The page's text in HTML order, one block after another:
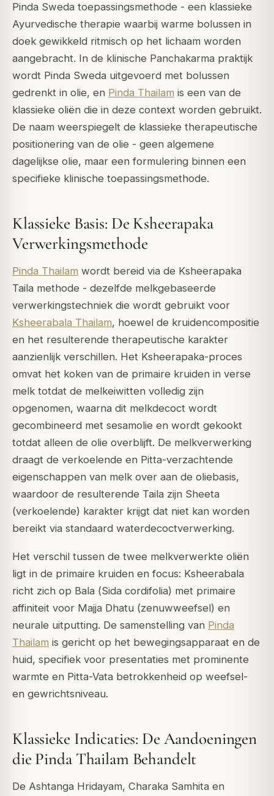
Pinda Sweda toepassingsmethode - een klassieke
Ayurvedische therapie waarbij warme bolussen in
doek gewikkeld ritmisch op het lichaam worden
aangebracht. In de klinische Panchakarma praktijk
wordt Pinda Sweda uitgevoerd met bolussen
gedrenkt in olie, en Pinda Thailam is een van de
klassieke oliën die in deze context worden gebruikt.
De naam weerspiegelt de klassieke therapeutische
positionering van de olie - geen algemene
dagelijkse olie, maar een formulering binnen een
specifieke klinische toepassingsmethode.
Klassieke Basis: De Ksheerapaka
Verwerkingsmethode
Pinda Thailam wordt bereid via de Ksheerapaka
Taila methode - dezelfde melkgebaseerde
verwerkingstechniek die wordt gebruikt voor
Ksheerabala Thailam, hoewel de kruidencompositie
en het resulterende therapeutische karakter
aanzienlijk verschillen. Het Ksheerapaka-proces
omvat het koken van de primaire kruiden in verse
melk totdat de melkeiwitten volledig zijn
opgenomen, waarna dit melkdecoct wordt
gecombineerd met sesamolie en wordt gekookt
totdat alleen de olie overblijft. De melkverwerking
draagt de verkoelende en Pitta-verzachtende
eigenschappen van melk over aan de oliebasis,
waardoor de resulterende Taila zijn Sheeta
(verkoelende) karakter krijgt dat niet kan worden
bereikt via standaard waterdecoctverwerking.
Het verschil tussen de twee melkverwerkte oliën
ligt in de primaire kruiden en focus: Ksheerabala
richt zich op Bala (Sida cordifolia) met primaire
affiniteit voor Majja Dhatu (zenuwweefsel) en
neurale uitputting. De samenstelling van Pinda
Thailam is gericht op het bewegingsapparaat en de
huid, specifiek voor presentaties met prominente
warmte en Pitta-Vata betrokkenheid op weefsel-
en gewrichtsniveau.
Klassieke Indicaties: De Aandoeningen
die Pinda Thailam Behandelt
De Ashtanga Hridayam, Charaka Samhita en